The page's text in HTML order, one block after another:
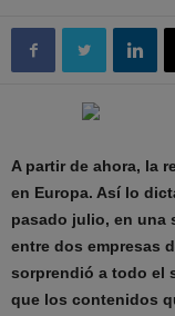
A partir de ahora, la
en Europa. Así lo
pasado julio, en una
entre dos empresas
sorprendió a todo el
que los contenidos